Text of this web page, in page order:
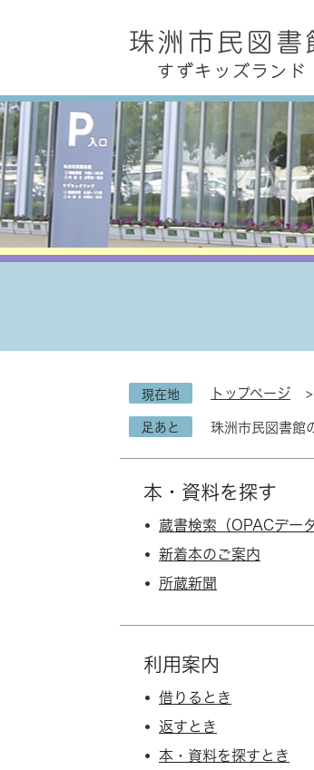
先
頭
で
す
。
を
飛
ば
し
て
本
文
へ
現在地 トップページ >
足あと 珠洲市民図書館
本・資料を探す
蔵書検索（OPACデータ
新着本のご案内
所蔵新聞
利用案内
借りるとき
返すとき
本・資料を探すとき